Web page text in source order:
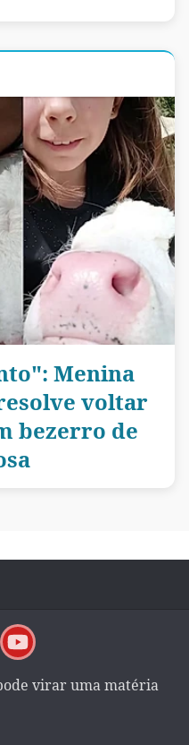
Menina
voltar
bezerro de
virar uma matéria